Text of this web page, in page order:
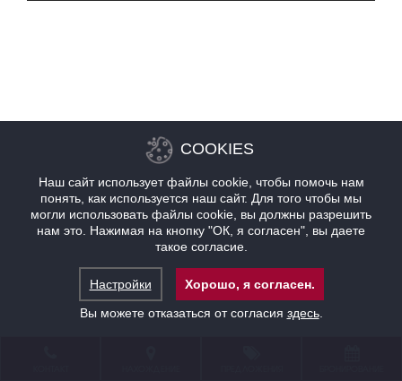
COOKIES
Наш сайт использует файлы cookie, чтобы помочь нам
понять, как используется наш сайт. Для того чтобы мы
могли использовать файлы cookie, вы должны разрешить
нам это. Нажимая на кнопку "ОК, я согласен", вы даете
такое согласие.
Настройки
Хорошо, я согласен.
Вы можете отказаться от согласия здесь.